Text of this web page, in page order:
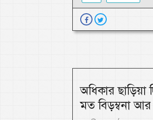
অধিকার ছাড়িয়া
মত বিড়ম্বনা